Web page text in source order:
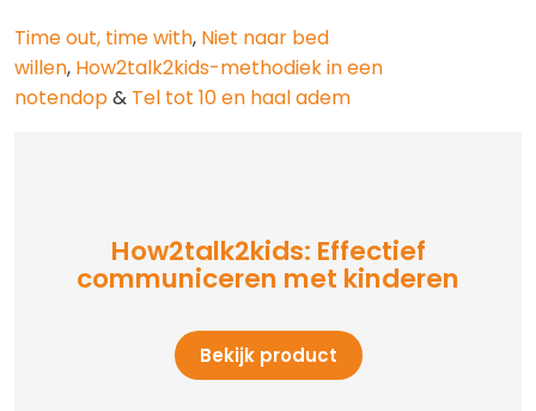
Time out, time with, Niet naar bed
willen, How2talk2kids-methodiek in een
notendop& Tel tot 10 en haal adem
How2talk2kids: Effectief
communiceren met kinderen
Bekijk product